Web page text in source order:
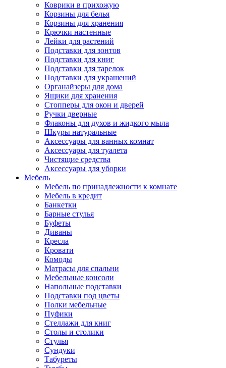
Коврики в прихожую
Корзины для белья
Корзины для хранения
Крючки настенные
Лейки для растений
Подставки для зонтов
Подставки для книг
Подставки для тарелок
Подставки для украшений
Органайзеры для дома
Ящики для хранения
Стопперы для окон и дверей
Ручки дверные
Флаконы для духов и жидкого мыла
Шкуры натуральные
Аксессуары для ванных комнат
Аксессуары для туалета
Чистящие средства
Аксессуары для уборки
Мебель
Мебель по принадлежности к комнате
Мебель в кредит
Банкетки
Барные стулья
Буфеты
Диваны
Кресла
Кровати
Комоды
Матрасы для спальни
Мебельные консоли
Напольные подставки
Подставки под цветы
Полки мебельные
Пуфики
Стеллажи для книг
Столы и столики
Стулья
Сундуки
Табуреты